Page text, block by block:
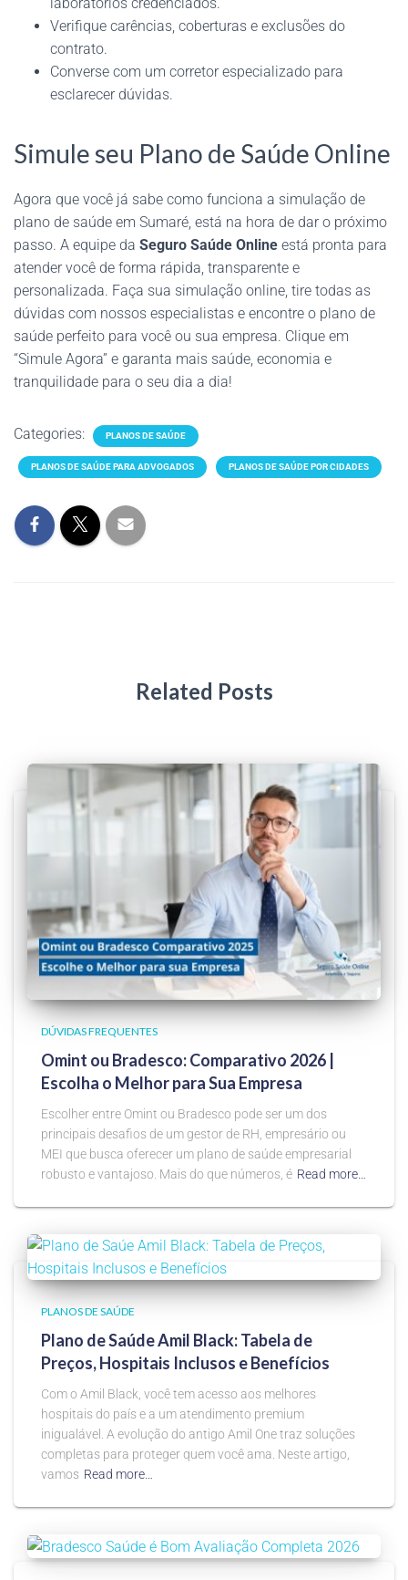
Verifique carências, coberturas e exclusões do
contrato.
Converse com um corretor especializado para
esclarecer dúvidas.
Simule seu Plano de Saúde Online
Agora que você já sabe como funciona a simulação de
plano de saúde em Sumaré, está na hora de dar o próximo
passo. A equipe da Seguro Saúde Online está pronta para
atender você de forma rápida, transparente e
personalizada. Faça sua simulação online, tire todas as
dúvidas com nossos especialistas e encontre o plano de
saúde perfeito para você ou sua empresa. Clique em
“Simule Agora” e garanta mais saúde, economia e
tranquilidade para o seu dia a dia!
Categories: PLANOS DE SAÚDE
PLANOS DE SAÚDE PARA ADVOGADOS PLANOS DE SAÚDE POR CIDADES
Related Posts
DÚVIDAS FREQUENTES
Omint ou Bradesco: Comparativo 2026 |
Escolha o Melhor para Sua Empresa
Escolher entre Omint ou Bradesco pode ser um dos
principais desafios de um gestor de RH, empresário ou
MEI que busca oferecer um plano de saúde empresarial
robusto e vantajoso. Mais do que números, é Read more…
PLANOS DE SAÚDE
Plano de Saúde Amil Black: Tabela de
Preços, Hospitais Inclusos e Benefícios
Com o Amil Black, você tem acesso aos melhores
hospitais do país e a um atendimento premium
inigualável. A evolução do antigo Amil One traz soluções
completas para proteger quem você ama. Neste artigo,
vamos Read more…